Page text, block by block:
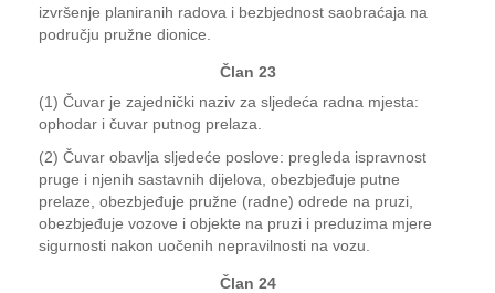
izvršenje planiranih radova i bezbjednost saobraćaja na
području pružne dionice.
Član 23
(1) Čuvar je zajednički naziv za sljedeća radna mjesta:
ophodar i čuvar putnog prelaza.
(2) Čuvar obavlja sljedeće poslove: pregleda ispravnost
pruge i njenih sastavnih dijelova, obezbjeđuje putne
prelaze, obezbjeđuje pružne (radne) odrede na pruzi,
obezbjeđuje vozove i objekte na pruzi i preduzima mjere
sigurnosti nakon uočenih nepravilnosti na vozu.
Član 24